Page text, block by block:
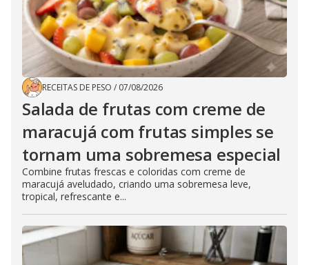
RECEITAS DE PESO / 07/08/2026
Salada de frutas com creme de
maracujá com frutas simples se
tornam uma sobremesa especial
Combine frutas frescas e coloridas com creme de
maracujá aveludado, criando uma sobremesa leve,
tropical, refrescante e...